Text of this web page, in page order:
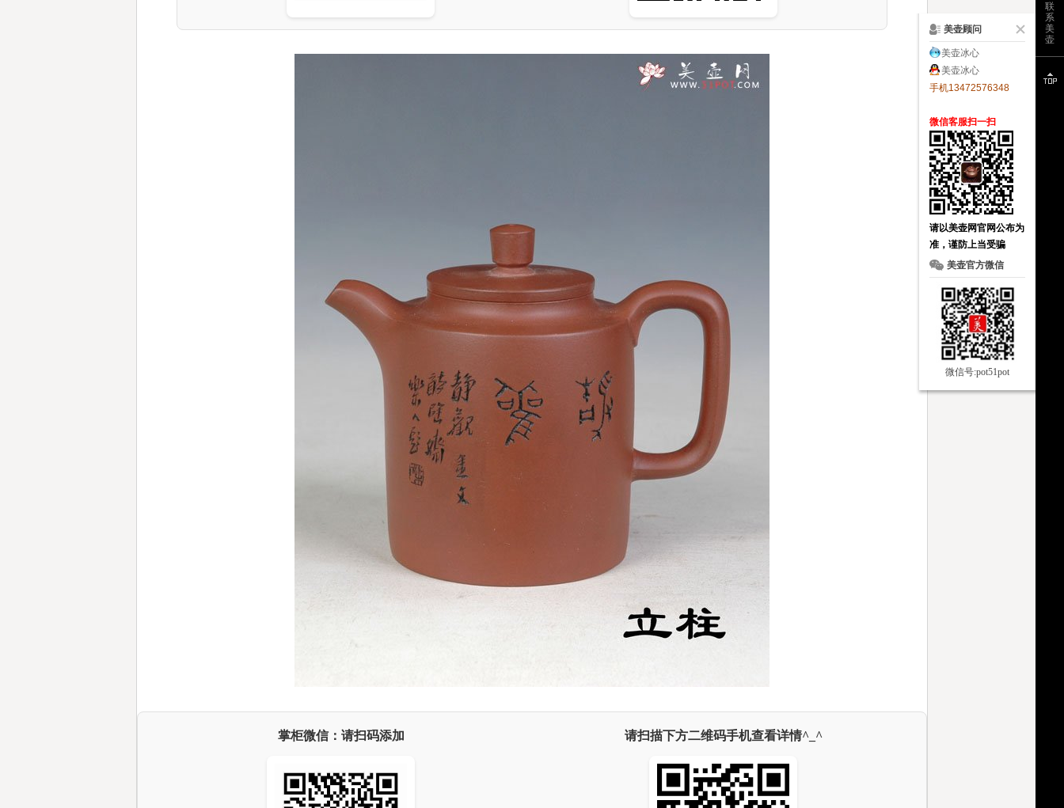
掌柜微信：请扫码添加 请扫描下方二维码手机查看详情^_^
联
系
美
壶
美壶顾问
美壶冰心
美壶冰心
手机13472576348
微信客服扫一扫
请以美壶网官网公布为
准，谨防上当受骗
美壶官方微信
微信号:pot51pot